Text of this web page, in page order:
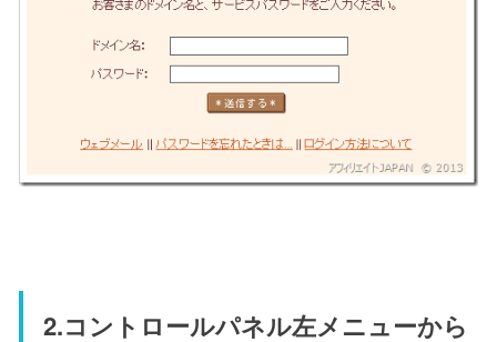
2.コントロールパネル左メニューから